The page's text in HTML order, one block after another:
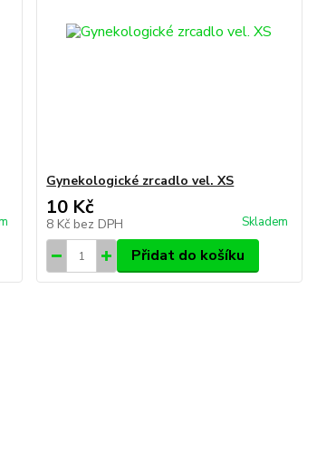
Gynekologické zrcadlo vel. XS
10 Kč
8 Kč bez DPH Skladem
Přidat do košíku